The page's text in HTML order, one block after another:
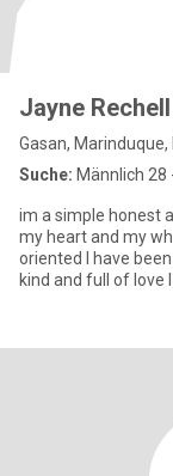
Jayne
Gasan, Marinduque,
Suche: Männlich 28
im a simple honest
my heart and my
oriented I have
kind and full of love